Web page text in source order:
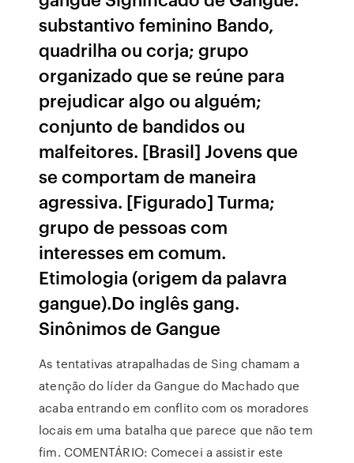
substantivo feminino Bando,
quadrilha ou corja; grupo
organizado que se reúne para
prejudicar algo ou alguém;
conjunto de bandidos ou
malfeitores. [Brasil] Jovens que
se comportam de maneira
agressiva. [Figurado] Turma;
grupo de pessoas com
interesses em comum.
Etimologia (origem da palavra
gangue).Do inglês gang.
Sinônimos de Gangue
As tentativas atrapalhadas de Sing chamam a
atenção do líder da Gangue do Machado que
acaba entrando em conflito com os moradores
locais em uma batalha que parece que não tem
fim. COMENTÁRIO: Comecei a assistir este